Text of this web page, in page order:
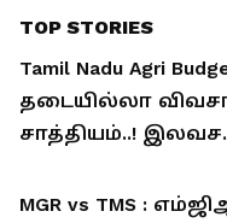
TOP STORIES
Tamil Nadu Agri
தடையில்லா
சாத்தியம்..! இலவச
ஒதுக்கீடு..!
MGR vs TMS :